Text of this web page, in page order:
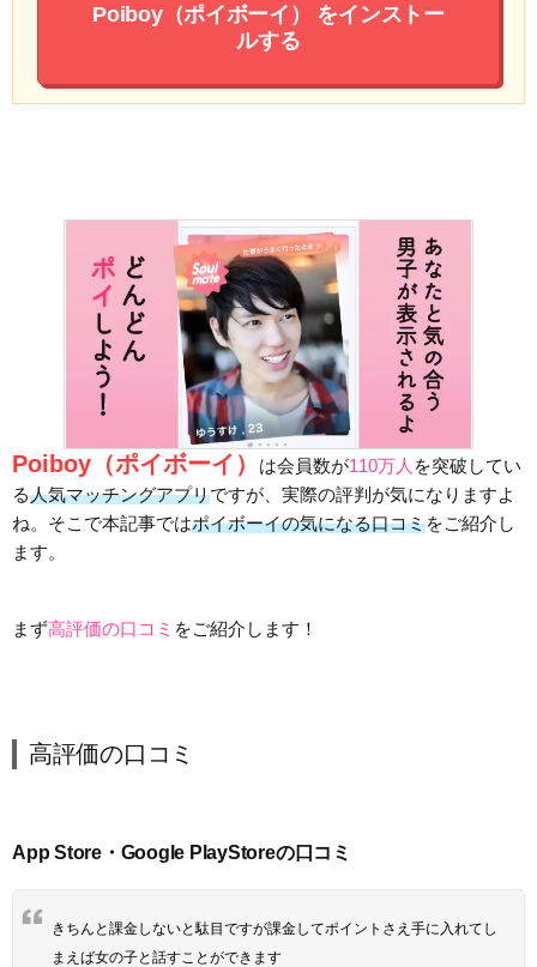
Poiboy（ポイボーイ）
をインストー
ルする
Poiboy（ポイボーイ） は会員数が110万人 を突破してい
る人気マッチングアプリですが、実際の評判が気になりますよ
ね。そこで本記事ではポイボーイの気になる口コミをご紹介し
ます。
まず高評価の口コミ をご紹介します！
高評価の口コミ
App Store・Google PlayStoreの口コミ
きちんと課金しないと駄目ですが課金してポイントさえ手に入れてし
まえば女の子と話すことができます